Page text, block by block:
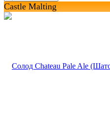
Castle Malting